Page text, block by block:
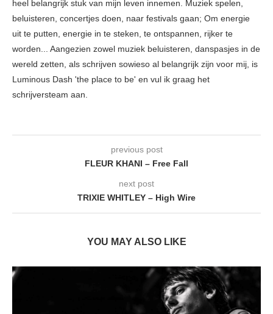
heel belangrijk stuk van mijn leven innemen. Muziek spelen,
beluisteren, concertjes doen, naar festivals gaan; Om energie
uit te putten, energie in te steken, te ontspannen, rijker te
worden... Aangezien zowel muziek beluisteren, danspasjes in de
wereld zetten, als schrijven sowieso al belangrijk zijn voor mij, is
Luminous Dash 'the place to be' en vul ik graag het
schrijversteam aan.
previous post
FLEUR KHANI – Free Fall
next post
TRIXIE WHITLEY – High Wire
YOU MAY ALSO LIKE